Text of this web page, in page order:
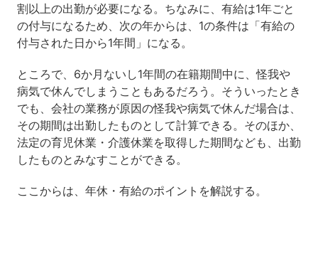
割以上の出勤が必要になる。ちなみに、有給は1年ごと
の付与になるため、次の年からは、1の条件は「有給の
付与された日から1年間」になる。
ところで、6か月ないし1年間の在籍期間中に、怪我や
病気で休んでしまうこともあるだろう。そういったとき
でも、会社の業務が原因の怪我や病気で休んだ場合は、
その期間は出勤したものとして計算できる。そのほか、
法定の育児休業・介護休業を取得した期間なども、出勤
したものとみなすことができる。
ここからは、年休・有給のポイントを解説する。